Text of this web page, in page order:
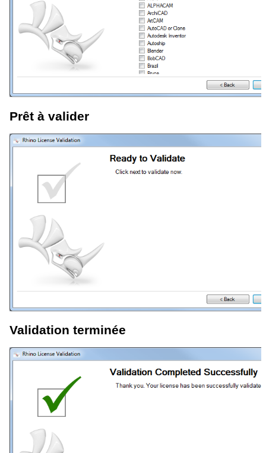
Prêt à valider
Validation terminée